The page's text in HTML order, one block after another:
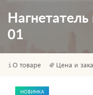
01
О товаре Цена и
НОВИНКА